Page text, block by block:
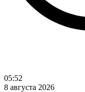
05:52
8 августа 2026